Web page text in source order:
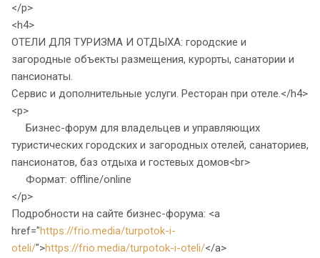
</p>
<h4>
ОТЕЛИ ДЛЯ ТУРИЗМА И ОТДЫХА: городские и
загородные объекты размещения, курорты, санатории и
пансионаты.
Сервис и дополнительные услуги. Ресторан при отеле.</h4>
<p>
Бизнес-форум для владельцев и управляющих
туристических городских и загородных отелей, санаториев,
пансионатов, баз отдыха и гостевых домов<br>
Формат: offline/online
</p>
Подробности на сайте бизнес-форума: <a
href="https://frio.media/turpotok-i-
oteli/">https://frio.media/turpotok-i-oteli/</a>